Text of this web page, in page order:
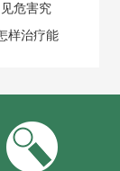
危害究
样治疗能